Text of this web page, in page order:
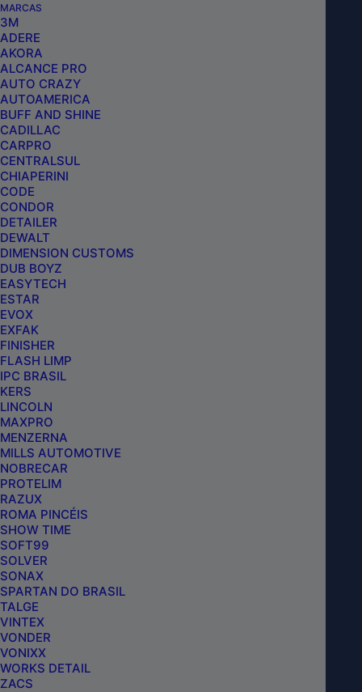
MARCAS
3M
ADERE
AKORA
ALCANCE PRO
AUTO CRAZY
AUTOAMERICA
BUFF AND SHINE
CADILLAC
CARPRO
CENTRALSUL
CHIAPERINI
CODE
CONDOR
DETAILER
DEWALT
DIMENSION CUSTOMS
DUB BOYZ
EASYTECH
ESTAR
EVOX
EXFAK
FINISHER
FLASH LIMP
IPC BRASIL
KERS
LINCOLN
MAXPRO
MENZERNA
MILLS AUTOMOTIVE
NOBRECAR
PROTELIM
RAZUX
ROMA PINCÉIS
SHOW TIME
SOFT99
SOLVER
SONAX
SPARTAN DO BRASIL
TALGE
VINTEX
VONDER
VONIXX
WORKS DETAIL
ZACS
AC2-PRO LIMPEZA PESADA ACIDA 5L –
AC2-PRO LIMPEZA PESADA ACIDO 1,5L